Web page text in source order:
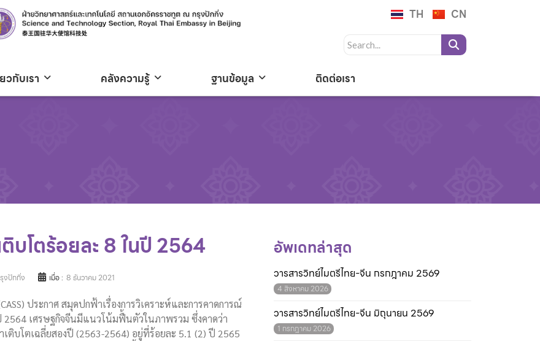
TH CN
วกับเรา คลังความรู้ ฐานข้อมูล ติดต่อเรา
บโตร้อยละ 8 ในปี 2564
งปักกิ่ง เมื่อ : 8 ธันวาคม 2021
ประกาศ สมุดปกฟ้าเรื่องการวิเคราะห์และการคาดการณ์
เศรษฐกิจจีนมีแนวโน้มฟื้นตัวในภาพรวม ซึ่งคาดว่า
ติบโตเฉลี่ยสองปี (2563-2564) อยู่ที่ร้อยละ 5.1 (2) ปี 2565
อัพเดทล่าสุด
วารสารวิทย์ไมตรีไทย-จีน กรกฎาคม 2569
4 สิงหาคม 2026
วารสารวิทย์ไมตรีไทย-จีน มิถุนายน 2569
1 กรกฎาคม 2026